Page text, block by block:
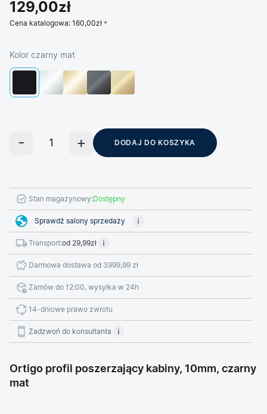
129,00zł
Cena katalogowa: 160,00zł
Kolor czarny mat
DODAJ DO KOSZYKA
Stan magazynowy:Dostępny
Sprawdź salony sprzedaży
Transport:od 29,99zł
Darmowa dostawa od 3999,99 zł
Zamów do 12:00, wysyłka w 24h
14-dniowe prawo zwrotu
Zadzwoń do konsultanta
Ortigo profil poszerzający kabiny, 10mm, czarny
mat